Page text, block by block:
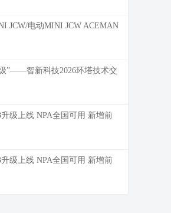
JCW/电动MINI JCW ACEMAN
”——智新科技2026环塔技术交
级上线 NPA全国可用 新增前
级上线 NPA全国可用 新增前